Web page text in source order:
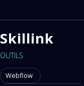
Skillink
OUTILS
Webflow